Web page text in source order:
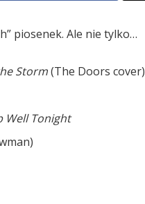
piosenek. Ale nie tylko…
Storm(The Doors cover)
Well Tonight